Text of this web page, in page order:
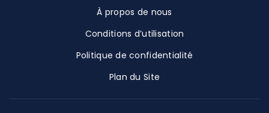
À propos de nous
Conditions d’utilisation
Politique de confidentialité
Plan du Site